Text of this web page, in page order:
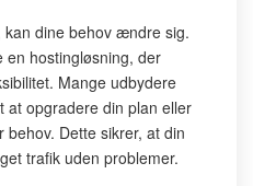
kan dine behov ændre sig.
hostingløsning, der
Mange udbydere
at opgradere din plan eller
Dette sikrer, at din
trafik uden problemer.